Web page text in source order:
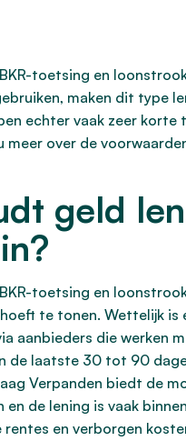
toetsing en
maken dit type
echter vaak zeer
meer over de
geld
toetsing en
te tonen. Wettelijk is
aanbieders die werken
de laatste 30 tot 90
Verpanden biedt de
en de lening is vaak
rentes en verborgen